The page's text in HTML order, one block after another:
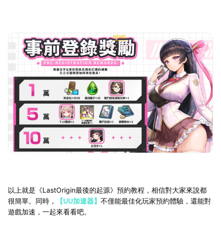
以上就是《LastOrigin最後的起源》預約教程，相信對大家來說都
很簡單。同時，
【UU加速器】 不僅能最佳化玩家預約體驗，還能對
遊戲加速，一起來看看吧。